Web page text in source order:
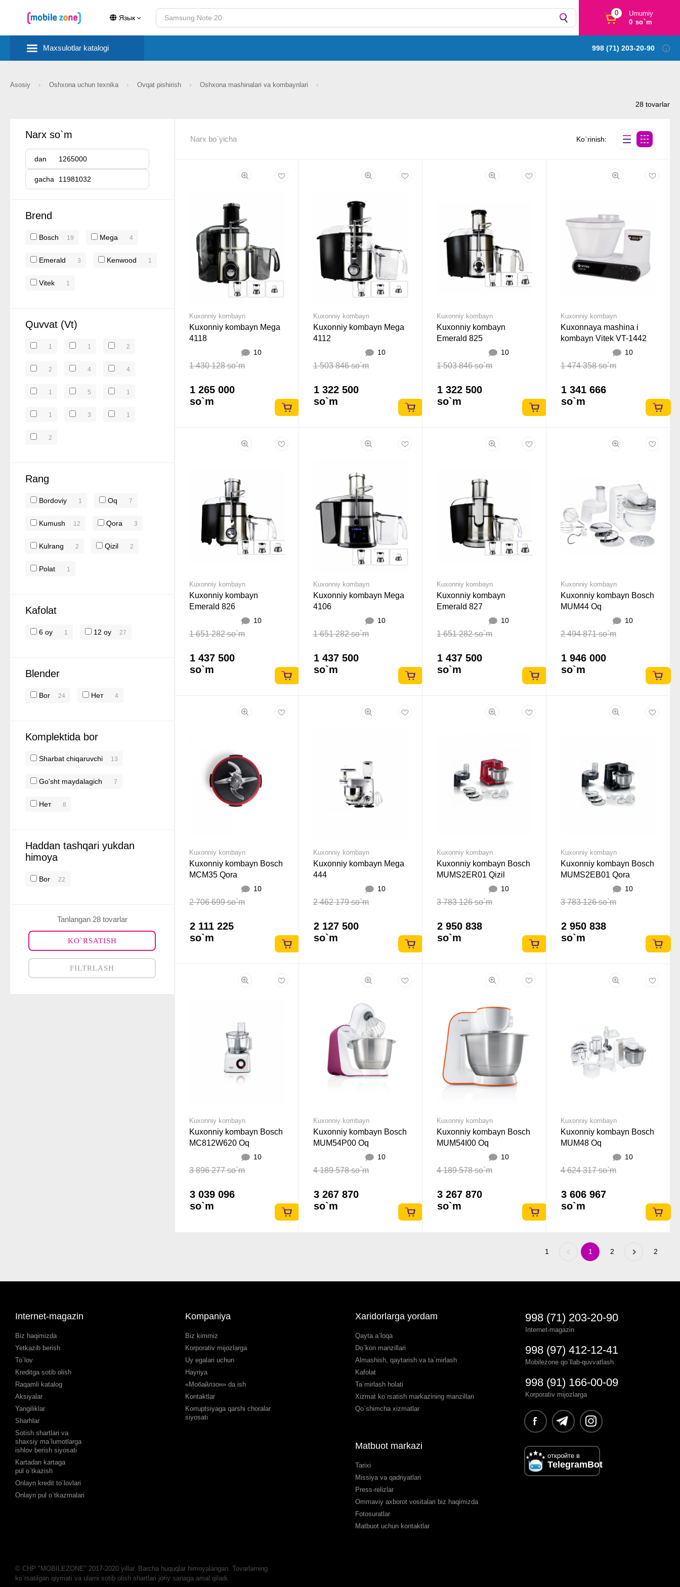
Язык
0
Umumiy
0 so`m
Maxsulotlar katalogi 998 (71) 203-20-90
Asosiy Oshxona uchun texnika Ovqat pishirish Oshxona mashinalari va kombaynlari
28 tovarlar
Narx so`m
dan
gacha
Brend
Bosch 19 Mega 4
Emerald 3 Kenwood 1
Vitek 1
Quvvat (Vt)
1 1 2
2 4 4
1 5 1
1 3 1
2
Rang
Bordoviy 1 Oq 7
Kumush 12 Qora 3
Kulrang 2 Qizil 2
Polat 1
Kafolat
6 oy 1 12 oy 27
Blender
Bor 24 Нет 4
Komplektida bor
Sharbat chiqaruvchi 13
Go'sht maydalagich 7
Нет 8
Haddan tashqari yukdan
himoya
Bor 22
Tanlangan 28 tovarlar
KO`RSATISH
FILTRLASH
Narx bo`yicha Ko`rinish:
Kuxonniy kombayn
Kuxonniy kombayn Mega
4118
10
1 430 128 so`m
1 265 000
so`m
Kuxonniy kombayn
Kuxonniy kombayn Mega
4112
10
1 503 846 so`m
1 322 500
so`m
Kuxonniy kombayn
Kuxonniy kombayn
Emerald 825
10
1 503 846 so`m
1 322 500
so`m
Kuxonniy kombayn
Kuxonnaya mashina i
kombayn Vitek VT-1442
10
1 474 358 so`m
1 341 666
so`m
Kuxonniy kombayn
Kuxonniy kombayn
Emerald 826
10
1 651 282 so`m
1 437 500
so`m
Kuxonniy kombayn
Kuxonniy kombayn Mega
4106
10
1 651 282 so`m
1 437 500
so`m
Kuxonniy kombayn
Kuxonniy kombayn
Emerald 827
10
1 651 282 so`m
1 437 500
so`m
Kuxonniy kombayn
Kuxonniy kombayn Bosch
MUM44 Oq
10
2 494 871 so`m
1 946 000
so`m
Kuxonniy kombayn
Kuxonniy kombayn Bosch
MCM35 Qora
10
2 706 699 so`m
2 111 225
so`m
Kuxonniy kombayn
Kuxonniy kombayn Mega
444
10
2 462 179 so`m
2 127 500
so`m
Kuxonniy kombayn
Kuxonniy kombayn Bosch
MUMS2ER01 Qizil
10
3 783 126 so`m
2 950 838
so`m
Kuxonniy kombayn
Kuxonniy kombayn Bosch
MUMS2EB01 Qora
10
3 783 126 so`m
2 950 838
so`m
Kuxonniy kombayn
Kuxonniy kombayn Bosch
MC812W620 Oq
10
3 896 277 so`m
3 039 096
so`m
Kuxonniy kombayn
Kuxonniy kombayn Bosch
MUM54P00 Oq
10
4 189 578 so`m
3 267 870
so`m
Kuxonniy kombayn
Kuxonniy kombayn Bosch
MUM54I00 Oq
10
4 189 578 so`m
3 267 870
so`m
Kuxonniy kombayn
Kuxonniy kombayn Bosch
MUM48 Oq
10
4 624 317 so`m
3 606 967
so`m
1 Previous
1 2 »Next 2
Internet-magazin
Biz haqimizda
Yetkazib berish
To`lov
Kreditga sotib olish
Raqamli katalog
Aksiyalar
Yangiliklar
Sharhlar
Sotish shartlari va
shaxsiy ma`lumotlarga
ishlov berish siyosati
Kartadan kartaga
pul o`tkazish
Onlayn kredit to`lovlari
Onlayn pul o`tkazmalari
Kompaniya
Biz kimmiz
Korporativ mijozlarga
Uy egalari uchun
Hayriya
«Мобайлзон» da ish
Kontaktlar
Korruptsiyaga qarshi choralar
siyosati
Xaridorlarga yordam
Qayta a`loqa
Do`kon manzillari
Almashish, qaytarish va ta`mirlash
Kafolat
Ta`mirlash holati
Xizmat ko`rsatish markazining manzillari
Qo`shimcha xizmatlar
Matbuot markazi
Tarixi
Missiya va qadriyatlari
Press-relizlar
Ommaviy axborot vositalari biz haqimizda
Fotosuratlar
Matbuot uchun kontaktlar
998 (71) 203-20-90
Internet-magazin
998 (97) 412-12-41
Mobilezone qo`llab-quvvatlash
998 (91) 166-00-09
Korporativ mijozlarga
откройте в
TelegramBot
© CHP "MOBILEZONE" 2017-2020 yillar. Barcha huquqlar himoyalangan. Tovarlarning
ko`rsatilgan qiymati va ularni sotib olish shartlari joriy sanaga amal qiladi.